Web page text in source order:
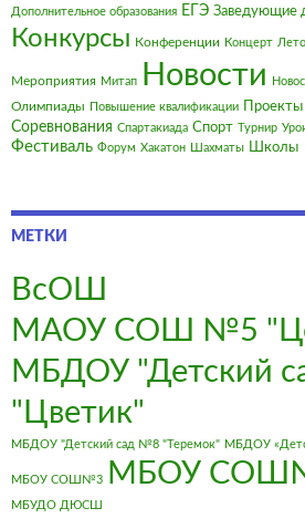
Дополнительное образования ЕГЭ Заведующие
Конкурсы Конференции Концерт Лето
Мероприятия Митап Новости
Олимпиады Повышение квалификации Проекты
Соревнования Спартакиада Спорт Турнир
Фестиваль Форум Хакатон Шахматы Школы
МЕТКИ
ВсОШ
МАОУ СОШ №5
МБДОУ "Детский
"Цветик"
МБДОУ "Детский сад №8 "Теремок" МБДОУ
МБОУ СОШ№3 МБОУ
МБУДО ДЮСШ